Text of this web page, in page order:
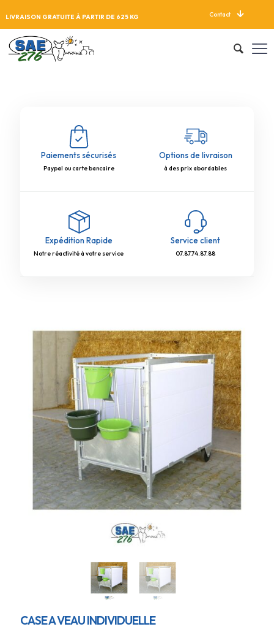
LIVRAISON GRATUITE À PARTIR DE 625 KG Contact
Paiements sécurisés
Paypal ou carte bancaire
Options de livraison
à des prix abordables
Expédition Rapide
Notre réactivité à votre service
Service client
07.87.74.87.88
CASE A VEAU INDIVIDUELLE